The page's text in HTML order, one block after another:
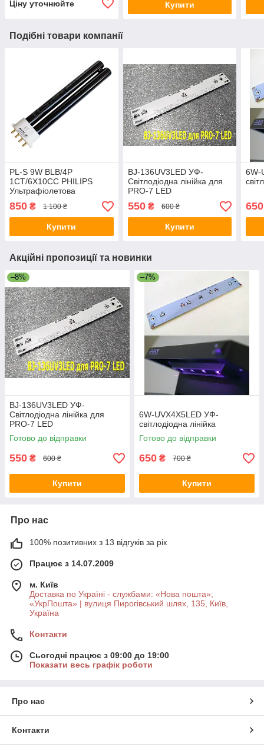
Ціну уточнюйте Купити
Подібні товари компанії
PL-S 9W BLB/4P
1CT/6X10CC PHILIPS
Ультрафіолетова
850 ₴ 1 100 ₴
Купити
BJ-136UV3LED УФ-
Світлодіодна лінійка для
PRO-7 LED
550₴ 600 ₴
Купити
6W-
650
Акційні пропозиції та новинки
–8%
BJ-136UV3LED УФ-
Світлодіодна лінійка для
PRO-7 LED
Готово до відправки
550 ₴ 600 ₴
Купити
–7%
6W-UVX4X5LED УФ-
світлодіодна лінійка
Готово до відправки
650 ₴ 700 ₴
Купити
Про нас
100% позитивних з 13 відгуків за рік
Працює з 14.07.2009
м. Київ
Доставка по Україні - службами: «Нова пошта»;
«УкрПошта» | вулиця Пирогівський шлях, 135, Київ,
Україна
Контакти
Сьогодні працює з 09:00 до 19:00
Показати весь графік роботи
Про нас
Контакти